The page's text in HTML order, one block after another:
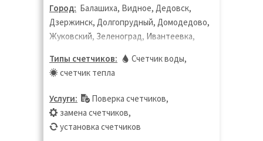
Город: Балашиха, Видное, Дедовск,
Дзержинск, Долгопрудный, Домодедово,
Жуковский, Зеленоград, Ивантеевка,
Лобня, Лыткарино, Люберцы, Москва,
Московская область, Мытищи, Одинцово,
Подольск, Пушкино, Раменское, Реутов,
Санкт-Петербург, Старая Купавна, Химки,
Щёлково, Щербинка, Электроугли,
Юбилейный
Типы счетчиков: Счетчик воды,
счетчик тепла
Услуги: Поверка счетчиков,
замена счетчиков,
установка счетчиков